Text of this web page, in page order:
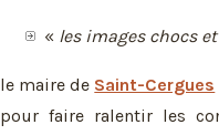
« les images chocs
le maire de Saint-Cergues
pour faire ralentir les